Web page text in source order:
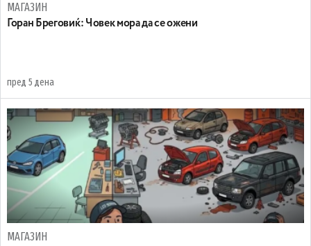
МАГАЗИН
Горан Бреговиќ: Човек мора да се ожени
пред 5 дена
МАГАЗИН